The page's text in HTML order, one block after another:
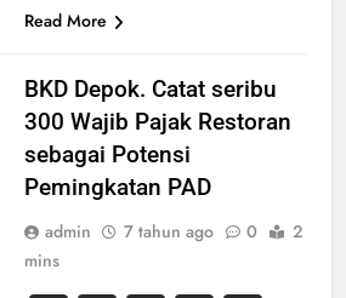
Read More
BKD Depok. Catat seribu
300 Wajib Pajak Restoran
sebagai Potensi
Pemingkatan PAD
admin 7 tahun ago 0
2
mins